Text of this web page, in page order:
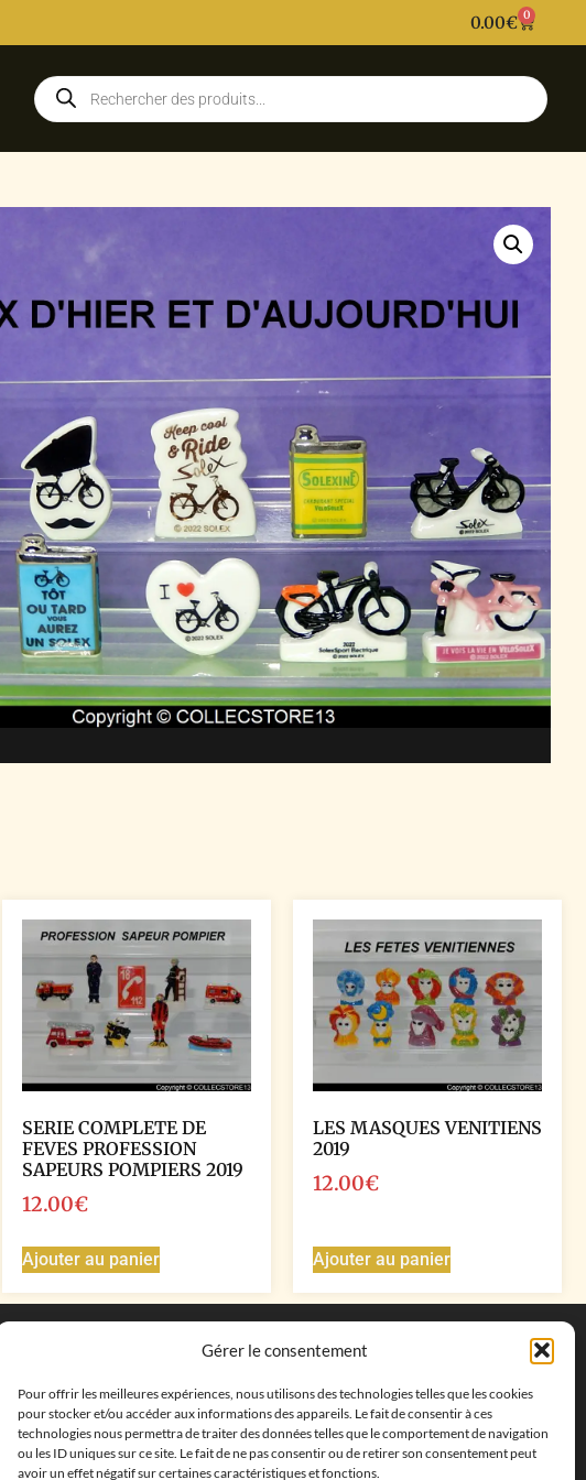
Gérer le consentement
Pour offrir les meilleures expériences, nous utilisons des technologies telles que les cookies
pour stocker et/ou accéder aux informations des appareils. Le fait de consentir à ces
technologies nous permettra de traiter des données telles que le comportement de navigation
ou les ID uniques sur ce site. Le fait de ne pas consentir ou de retirer son consentement peut
avoir un effet négatif sur certaines caractéristiques et fonctions.
0.00€ 0
SERIE COMPLETE DE
FEVES PROFESSION
SAPEURS POMPIERS 2019
12.00€
Ajouter au panier
LES MASQUES VENITIENS
2019
12.00€
Ajouter au panier
Coordonnées
cléments, 13500 Martigues, France
Téléphone : ‭+33652313256‬
Email :feves.collecstore@gmail.com